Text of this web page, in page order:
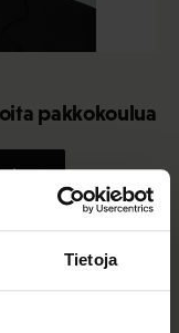
Tietoja
pakkokoulua